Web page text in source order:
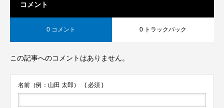
コメント
0 コメント 0 トラックバック
この記事へのコメントはありません。
名前（例：山田 太郎） ( 必須 )